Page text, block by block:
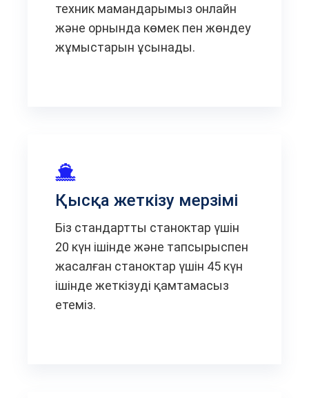
техник мамандарымыз онлайн
және орнында көмек пен жөндеу
жұмыстарын ұсынады.
Қысқа жеткізу мерзімі
Біз стандартты станоктар үшін
20 күн ішінде және тапсырыспен
жасалған станоктар үшін 45 күн
ішінде жеткізуді қамтамасыз
етеміз.